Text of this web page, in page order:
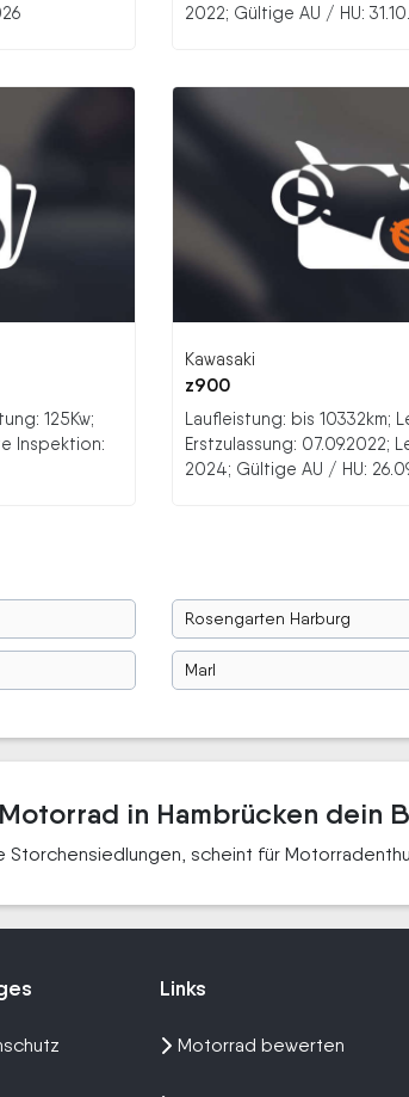
2022; Gültige AU / HU:
125Kw;
Inspektion:
Kawasaki
z900
Laufleistung: bis 10332km;
Erstzulassung: 07.09.2022;
2024; Gültige AU / HU:
Rosengarten Harburg
Marl
in Hambrücken dein
Storchensiedlungen, scheint für
Links
Motorrad bewerten